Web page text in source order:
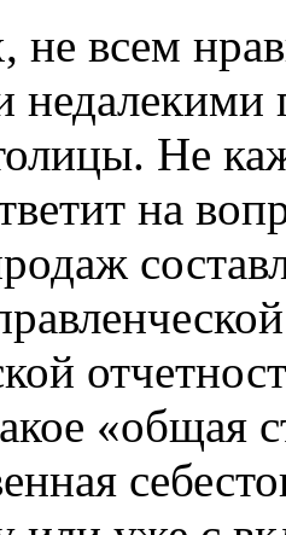
всем
Не
на
«общая